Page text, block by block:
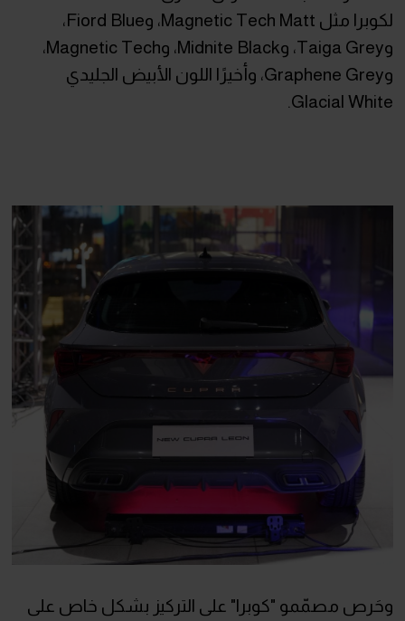
لكوبرا مثل Magnetic Tech Matt، وFiord Blue،
وTaiga Grey، وMidnite Black، وMagnetic Tech،
وGraphene Grey، وأخيرًا اللون الأبيض الجليدي
Glacial White.
وحَرص مصمّمو "كوبرا" على التركيز بشكل خاص على